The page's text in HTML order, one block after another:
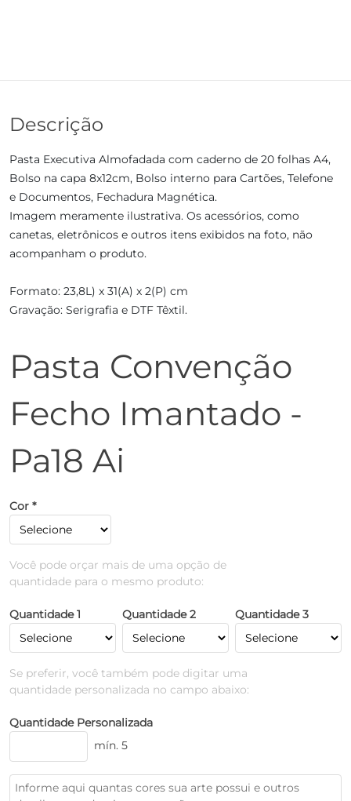
Descrição
Pasta Executiva Almofadada com caderno de 20 folhas A4,
Bolso na capa 8x12cm, Bolso interno para Cartões, Telefone
e Documentos, Fechadura Magnética.
Imagem meramente ilustrativa. Os acessórios, como
canetas, eletrônicos e outros itens exibidos na foto, não
acompanham o produto.
Formato: 23,8L) x 31(A) x 2(P) cm
Gravação: Serigrafia e DTF Têxtil.
Pasta Convenção
Fecho Imantado -
Pa18 Ai
Cor *
Você pode orçar mais de uma opção de
quantidade para o mesmo produto:
Quantidade 1 Quantidade 2 Quantidade 3
Se preferir, você também pode digitar uma
quantidade personalizada no campo abaixo:
Quantidade Personalizada
mín. 5